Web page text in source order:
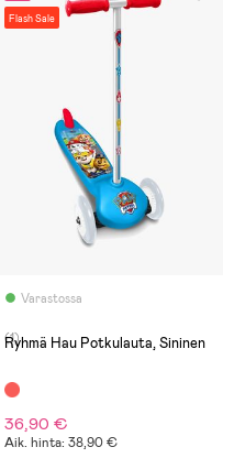
Flash Sale
Varastossa
(1)
Ryhmä Hau Potkulauta, Sininen
36,90 €
Aik. hinta: 38,90 €